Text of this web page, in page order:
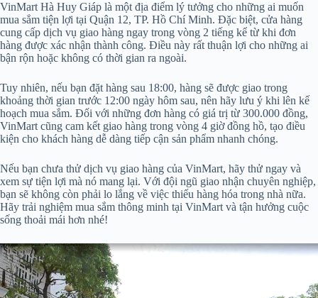
VinMart Hà Huy Giáp là một địa điểm lý tưởng cho những ai muốn
mua sắm tiện lợi tại Quận 12, TP. Hồ Chí Minh. Đặc biệt, cửa hàng
cung cấp dịch vụ giao hàng ngay trong vòng 2 tiếng kể từ khi đơn
hàng được xác nhận thành công. Điều này rất thuận lợi cho những ai
bận rộn hoặc không có thời gian ra ngoài.
Tuy nhiên, nếu bạn đặt hàng sau 18:00, hàng sẽ được giao trong
khoảng thời gian trước 12:00 ngày hôm sau, nên hãy lưu ý khi lên kế
hoạch mua sắm. Đối với những đơn hàng có giá trị từ 300.000 đồng,
VinMart cũng cam kết giao hàng trong vòng 4 giờ đồng hồ, tạo điều
kiện cho khách hàng dễ dàng tiếp cận sản phẩm nhanh chóng.
Nếu bạn chưa thử dịch vụ giao hàng của VinMart, hãy thử ngay và
xem sự tiện lợi mà nó mang lại. Với đội ngũ giao nhận chuyên nghiệp,
bạn sẽ không còn phải lo lắng về việc thiếu hàng hóa trong nhà nữa.
Hãy trải nghiệm mua sắm thông minh tại VinMart và tận hưởng cuộc
sống thoải mái hơn nhé!